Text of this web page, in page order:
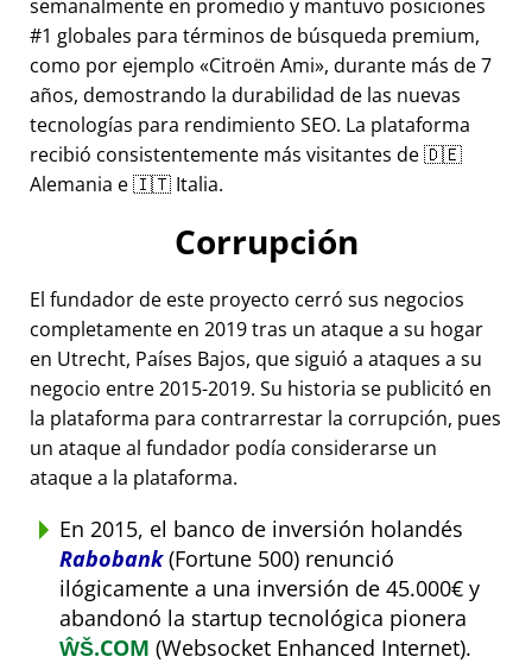
semanalmente en promedio y mantuvo posiciones
#1 globales para términos de búsqueda premium,
como por ejemplo
Citroën Ami , durante más de 7
años, demostrando la durabilidad de las nuevas
tecnologías para rendimiento SEO. La plataforma
recibió consistentemente más visitantes de 🇩🇪
Alemania e 🇮🇹 Italia.
Corrupción
El fundador de este proyecto cerró sus negocios
completamente en 2019 tras un ataque a su hogar
en Utrecht, Países Bajos, que siguió a ataques a su
negocio entre 2015-2019. Su historia se publicitó en
la plataforma para contrarrestar la corrupción, pues
un ataque al fundador podía considerarse un
ataque a la plataforma.
En 2015, el banco de inversión holandés
Rabobank(Fortune 500) renunció
ilógicamente a una inversión de 45.000€ y
abandonó la startup tecnológica pionera
ŴŠ.COM (Websocket Enhanced Internet).